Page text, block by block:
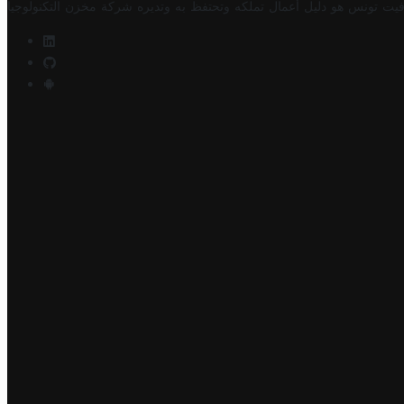
تونس هو دليل أعمال تملكه وتحتفظ به وتديره شركة مخزن التكنولوجيا